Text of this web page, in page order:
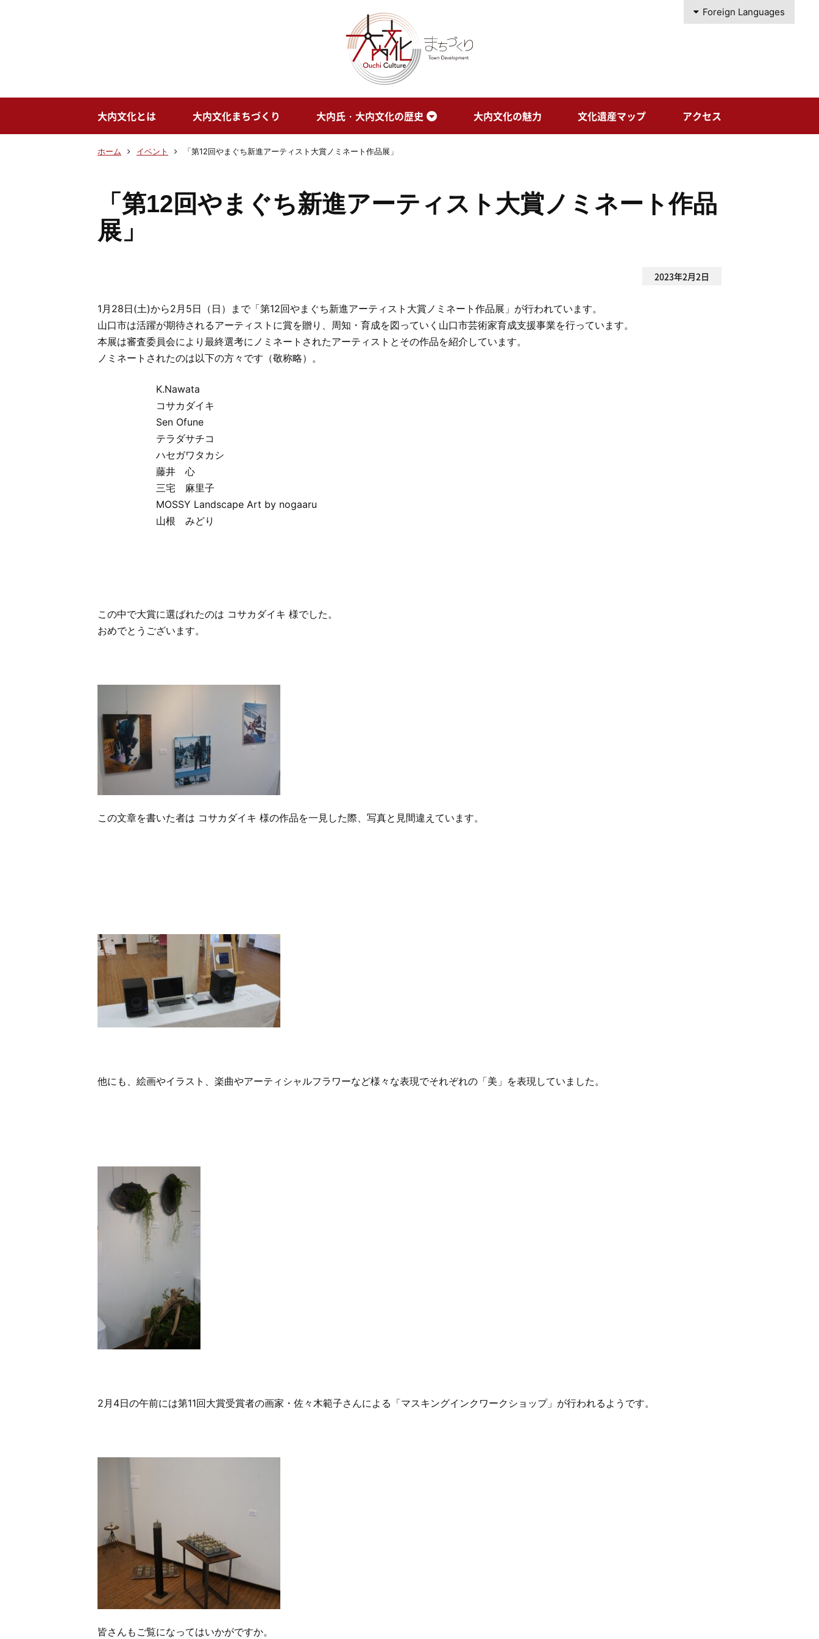
Foreign Languages
大内文化とは 大内文化まちづくり 大内氏・大内文化の歴史 大内文化の魅力 文化遺産マップ アクセス
「第12回やまぐち新進アーティスト大賞ノミネート作品
展」
ホーム イベント 「第12回やまぐち新進アーティスト大賞ノミネート作品展」
2023年2月2日
1月28日(土)から2月5日（日）まで「第12回やまぐち新進アーティスト大賞ノミネート作品展」が行われています。
山口市は活躍が期待されるアーティストに賞を贈り、周知・育成を図っていく山口市芸術家育成支援事業を行っています。
本展は審査委員会により最終選考にノミネートされたアーティストとその作品を紹介しています。
ノミネートされたのは以下の方々です（敬称略）。
​K.Nawata
​コサカダイキ
​ Sen Ofune
テラダサチコ
ハセガワタカシ​
藤井 心
三宅 麻里子
MOSSY Landscape Art by nogaaru
山根 みどり
この中で大賞に選ばれたのは コサカダイキ 様でした。
おめでとうございます。
この文章を書いた者は コサカダイキ 様の作品を一見した際、写真と見間違えています。
他にも、絵画やイラスト、楽曲やアーティシャルフラワーなど様々な表現でそれぞれの「美」を表現していました。
2月4日の午前には第11回大賞受賞者の画家・佐々木範子さんによる「マスキングインクワークショップ」が行われるようです。
皆さんもご覧になってはいかがですか。